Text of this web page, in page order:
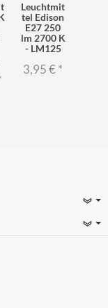
Leuchtmit
tel Edison
E27 250
lm 2700 K
- LM125
3,95 €*